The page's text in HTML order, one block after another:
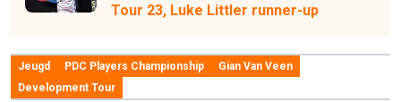
Tour 23, Luke Littler runner-up
Jeugd PDC Players Championship
Gian Van Veen
Development Tour